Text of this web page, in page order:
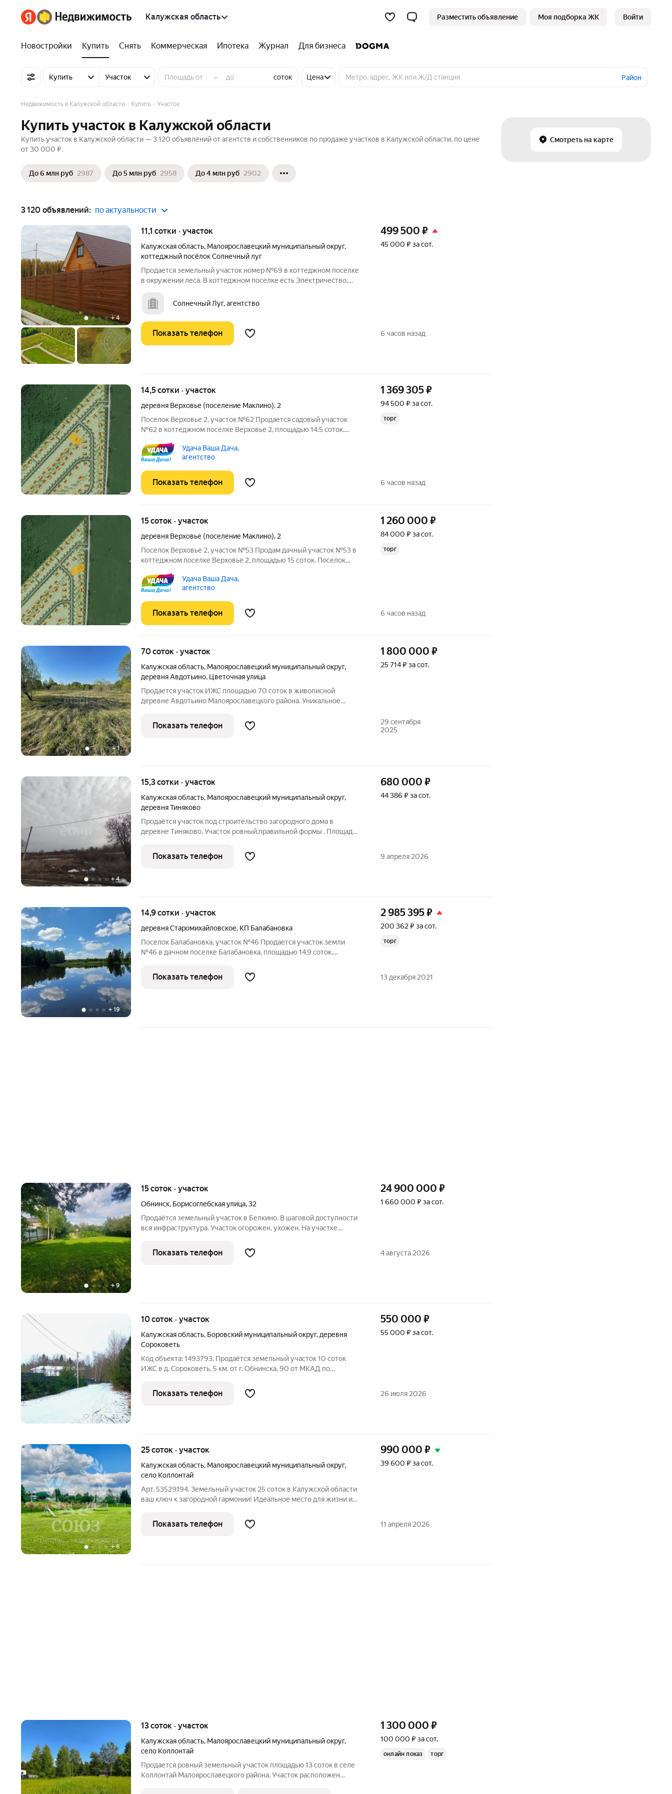
Калужская область Разместить объявление Моя подборка ЖК Войти
Новостройки Купить Снять Коммерческая Ипотека Журнал Для бизнеса
Купить Участок – соток Цена Район
Смотреть на карте
Недвижимость в Калужской области Купить Участок
Купить участок в Калужской области
Купить участок в Калужской области — 3 120 объявлений от агентств и собственников по продаже участков в Калужской области. по цене
от 30 000 ₽.
До 6 млн руб 2987 До 5 млн руб 2958 До 4 млн руб 2902
3 120 объявлений: по актуальности
+4
11,1 сотки · участок
Калужская область, Малоярославецкий муниципальный округ,
коттеджный посёлок Солнечный луг
Продается земельный участок номер №69 в коттеджном поселке
в окружении леса. В коттеджном поселке есть Электричество,
остановка. Пруд у поселка. 5 км от Малоярославца. Чистка дорог.
Вывоз мусора.
Солнечный Луг, агентство
499 500 ₽
45 000 ₽ за сот.
Показать телефон 6 часов назад
14,5 сотки · участок
деревня Верховье (поселение Маклино), 2
Поселок Верховье 2, участок №62 Продается садовый участок
№62 в коттеджном поселке Верховье 2, площадью 14.5 соток.
шоссе. К участку подведены коммуникации: электричество - от
пао "россети". От
Удача Ваша Дача,
агентство
1 369 305₽
94 500 ₽ за сот.
торг
Показать телефон 6 часов назад
15 соток · участок
деревня Верховье (поселение Маклино), 2
Поселок Верховье 2, участок №53 Продам дачный участок №53 в
коттеджном поселке Верховье 2, площадью 15 соток. Поселок
Коммуникации по границе участка: электричество - от пао
"россети". От
Удача Ваша Дача,
агентство
1 260 000 ₽
84 000 ₽ за сот.
торг
Показать телефон 6 часов назад
+1
70 соток · участок
Калужская область, Малоярославецкий муниципальный округ,
деревня Авдотьино, Цветочная улица
Продается участок ИЖС площадью 70 соток в живописной
деревне Авдотьино Малоярославецкого района. Уникальное
окружении природы, но при этом ценит близость к городской
инфраструктуре. Расстояние до
1 800 000 ₽
25 714 ₽ за сот.
Показать телефон
29 сентября
2025
+ 4
15,3 сотки · участок
Калужская область, Малоярославецкий муниципальный округ,
деревня Тиняково
Продаётся учаcток под строительствo загородного дома в
деpевне Tиняковo. Участок ровный,правильной формы . Площадь
коммуникации по границе участка. В деревне развита
инфраструктура ,в
680 000 ₽
44 386 ₽ за сот.
Показать телефон 9 апреля 2026
+ 19
14,9 сотки · участок
деревня Старомихайловское, КП Балабановка
Поселок Балабановка, участок №46 Продается участок земли
№46 в дачном поселке Балабановка, площадью 14.9 соток.
шоссе. Коммуникации по границе участка: электричество - от пао
"россети". В
2 985 395₽
200 362 ₽ за сот.
торг
Показать телефон 13 декабря 2021
+9
15 соток · участок
Обнинск, Борисоглебская улица,32
Продаётся земельный участок в Белкино. В шаговой доступности
вся инфраструктура. Участок огорожен, ухожен. На участке
кустарники. Электричество и газ заведены в дом, собственная
скважина,
24 900 000 ₽
1 660 000 ₽ за сот.
Показать телефон 4 августа 2026
+3
10 соток · участок
Калужская область, Боровский муниципальный округ, деревня
Сороковеть
Код объекта: 1493793. Продаётся земельный участок 10 соток
ИЖС в д. Сороковеть, 5 км. от г. Обнинска, 90 от МКАД по
прямоугольной формы, 20 на 50 метров, расположен в тихом,
красивом и живописном
550 000 ₽
55 000 ₽ за сот.
Показать телефон 26 июля 2026
+6
25 соток · участок
Калужская область, Малоярославецкий муниципальный округ,
село Коллонтай
Арт. 53529194. Земельный участок 25 соток в Калужской области
ваш ключ к загородной гармонии! Идеальное место для жизни и
25 соток в живописном селе Коллонтай Малоярославецкого
района. Здесь
990 000 ₽
39 600 ₽ за сот.
Показать телефон 11 апреля 2026
13 соток · участок
Калужская область, Малоярославецкий муниципальный округ,
село Коллонтай
Продается ровный земельный участок площадью 13 соток в селе
Коллонтай Малоярославецкого района. Участок расположен
1 300 000 ₽
100 000 ₽ за сот.
онлайн показ торг